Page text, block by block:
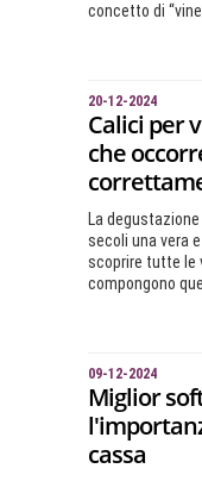
concetto di
20-12-2024
Calici per
che
La
secoli una vera
scoprire tutte le
compongono
09-12-2024
Miglior
cassa